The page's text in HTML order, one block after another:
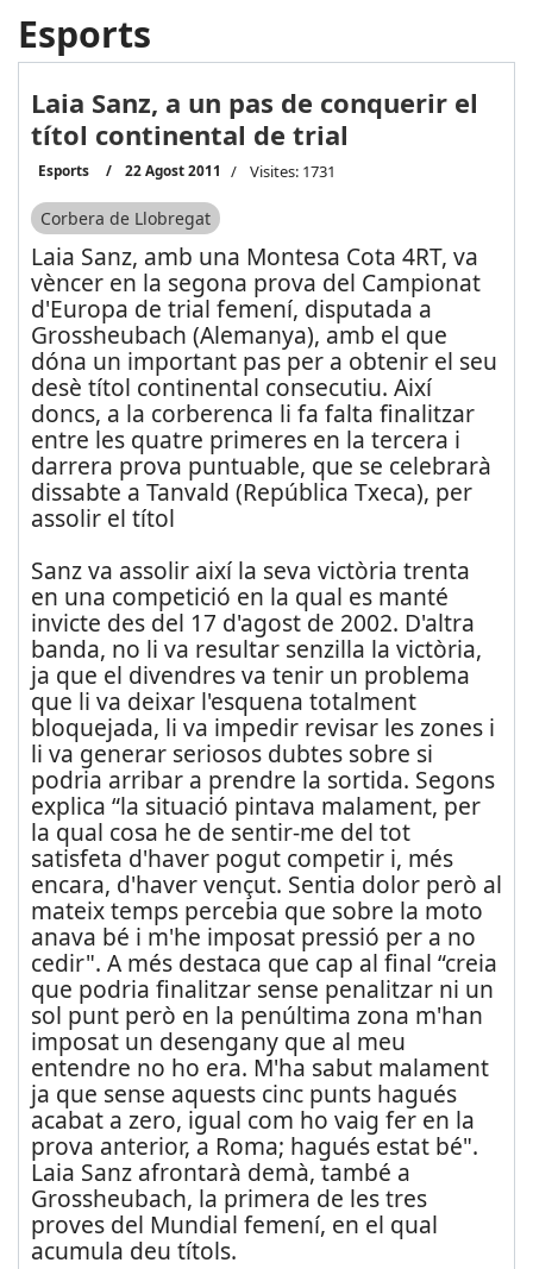
Esports
Laia Sanz, a un pas de conquerir el
títol continental de trial
Esports 22 Agost 2011 Visites: 1731
Corbera de Llobregat
Laia Sanz, amb una Montesa Cota 4RT, va
vèncer en la segona prova del Campionat
d'Europa de trial femení, disputada a
Grossheubach (Alemanya), amb el que
dóna un important pas per a obtenir el seu
desè títol continental consecutiu. Així
doncs, a la corberenca li fa falta finalitzar
entre les quatre primeres en la tercera i
darrera prova puntuable, que se celebrarà
dissabte a Tanvald (República Txeca), per
assolir el títol
Sanz va assolir així la seva victòria trenta
en una competició en la qual es manté
invicte des del 17 d'agost de 2002. D'altra
banda, no li va resultar senzilla la victòria,
ja que el divendres va tenir un problema
que li va deixar l'esquena totalment
bloquejada, li va impedir revisar les zones i
li va generar seriosos dubtes sobre si
podria arribar a prendre la sortida. Segons
explica “la situació pintava malament, per
la qual cosa he de sentir-me del tot
satisfeta d'haver pogut competir i, més
encara, d'haver vençut. Sentia dolor però al
mateix temps percebia que sobre la moto
anava bé i m'he imposat pressió per a no
cedir". A més destaca que cap al final “creia
que podria finalitzar sense penalitzar ni un
sol punt però en la penúltima zona m'han
imposat un desengany que al meu
entendre no ho era. M'ha sabut malament
ja que sense aquests cinc punts hagués
acabat a zero, igual com ho vaig fer en la
prova anterior, a Roma; hagués estat bé".
Laia Sanz afrontarà demà, també a
Grossheubach, la primera de les tres
proves del Mundial femení, en el qual
acumula deu títols.